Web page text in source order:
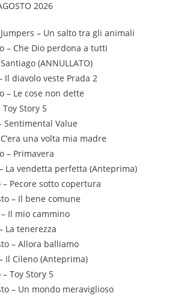
2026
– Un salto tra gli animali
– Che Dio perdona a tutti
(ANNULLATO)
Il diavolo veste Prada 2
– Le cose non dette
Story 5
Sentimental Value
una volta mia madre
– Primavera
La vendetta perfetta (Anteprima)
Pecore sotto copertura
– Il bene comune
Il mio cammino
La tenerezza
– Allora balliamo
Il Cileno (Anteprima)
Toy Story 5
– Un mondo meraviglioso